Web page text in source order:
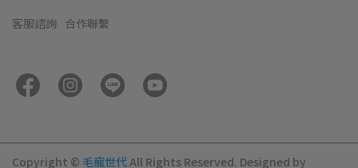
客服諮詢 合作聯繫
Copyright © 毛寵世代All Rights Reserved. Designed by